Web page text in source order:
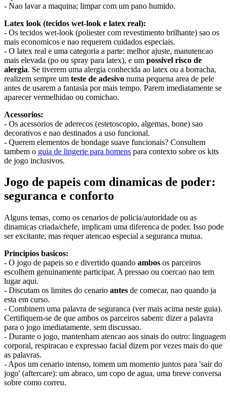
- Nao lavar a maquina; limpar com um pano humido.
Latex look (tecidos wet-look e latex real):
- Os tecidos wet-look (poliester com revestimento brilhante) sao os
mais economicos e nao requerem cuidados especiais.
- O latex real e uma categoria a parte: melhor ajuste, manutencao
mais elevada (po ou spray para latex), e um possivel risco de
alergia. Se tiverem uma alergia conhecida ao latex ou a borracha,
realizem sempre um teste de adesivo numa pequena area de pele
antes de usarem a fantasia por mais tempo. Parem imediatamente se
aparecer vermelhidao ou comichao.
Acessorios:
- Os acessorios de aderecos (estetoscopio, algemas, bone) sao
decorativos e nao destinados a uso funcional.
- Querem elementos de bondage suave funcionais? Consultem
tambem o guia de lingerie para homens para contexto sobre os kits
de jogo inclusivos.
Jogo de papeis com dinamicas de poder:
seguranca e conforto
Alguns temas, como os cenarios de policia/autoridade ou as
dinamicas criada/chefe, implicam uma diferenca de poder. Isso pode
ser excitante, mas requer atencao especial a seguranca mutua.
Principios basicos:
- O jogo de papeis so e divertido quando ambos os parceiros
escolhem genuinamente participar. A pressao ou coercao nao tem
lugar aqui.
- Discutam os limites do cenario antes de comecar, nao quando ja
esta em curso.
- Combinem uma palavra de seguranca (ver mais acima neste guia).
Certifiquem-se de que ambos os parceiros sabem: dizer a palavra
para o jogo imediatamente, sem discussao.
- Durante o jogo, mantenham atencao aos sinais do outro: linguagem
corporal, respiracao e expressao facial dizem por vezes mais do que
as palavras.
- Apos um cenario intenso, tomem um momento juntos para 'sair do
jogo' (aftercare): um abraco, um copo de agua, uma breve conversa
sobre como correu.